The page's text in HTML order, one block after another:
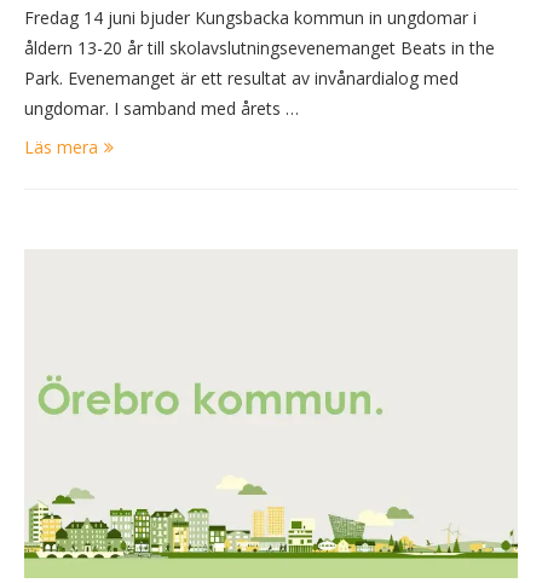
Fredag 14 juni bjuder Kungsbacka kommun in ungdomar i
åldern 13-20 år till skolavslutningsevenemanget Beats in the
Park. Evenemanget är ett resultat av invånardialog med
ungdomar. I samband med årets …
Läs mera